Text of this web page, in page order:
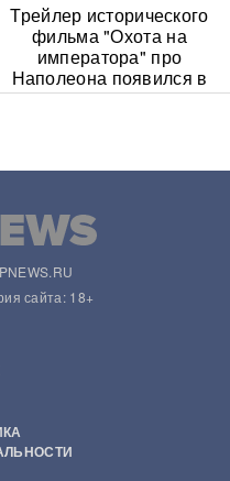
Трейлер исторического
фильма "Охота на
императора" про
Наполеона появился в
Сети
сайта: 18+